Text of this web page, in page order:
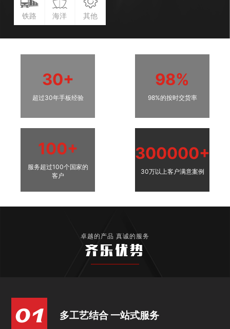
铁路 海洋 其他
30+
超过30年手板经验
98%
98%的按时交货率
100+
服务超过100个国家的
客户
300000+
30万以上客户满意案例
卓越的产品 真诚的服务
齐乐优势
多工艺结合 一站式服务